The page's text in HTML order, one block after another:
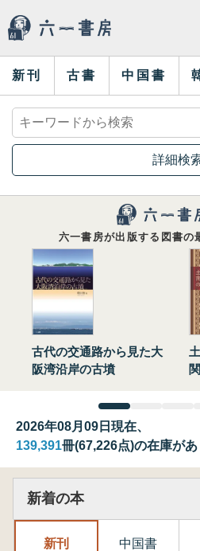
新刊 古書 中国書
詳細検
六一書房が出版する図書の
古代の交通路から見た大
阪湾沿岸の古墳
2026年08月09日現在、
139,391冊(67,226点)の在庫が
新着の本
新刊 中国書